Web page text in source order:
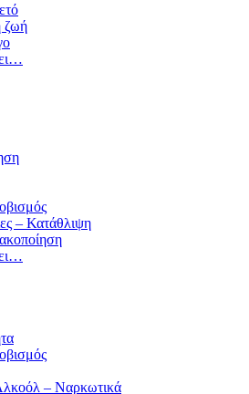
ζωή
– Κατάθλιψη
– Ναρκωτικά